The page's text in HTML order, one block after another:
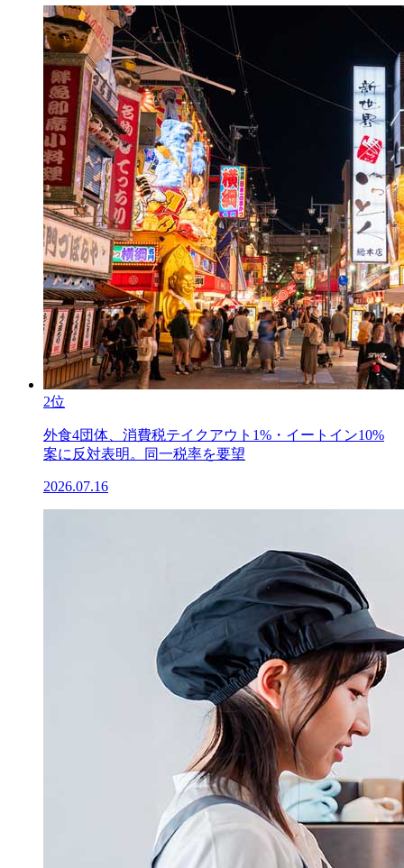
2位
外食4団体、消費税テイクアウト1%・イートイン10%
案に反対表明。同一税率を要望
2026.07.16